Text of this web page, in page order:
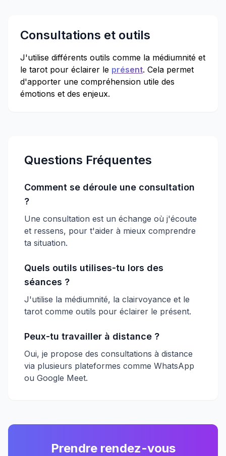
Consultations et outils
J'utilise différents outils comme la médiumnité et
le tarot pour éclairer le présent. Cela permet
d'apporter une compréhension utile des
émotions et des enjeux.
Questions Fréquentes
Comment se déroule une consultation
?
Une consultation est un échange où j'écoute
et ressens, pour t'aider à mieux comprendre
ta situation.
Quels outils utilises-tu lors des
séances ?
J'utilise la médiumnité, la clairvoyance et le
tarot comme outils pour éclairer le présent.
Peux-tu travailler à distance ?
Oui, je propose des consultations à distance
via plusieurs plateformes comme WhatsApp
ou Google Meet.
Prendre rendez-vous